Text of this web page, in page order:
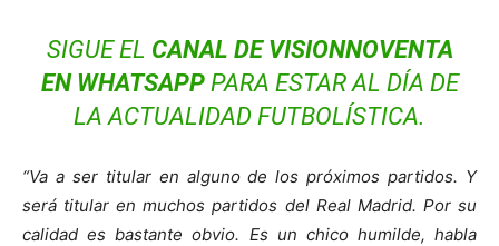
SIGUE EL CANAL DE VISIONNOVENTA
EN WHATSAPPPARA ESTAR AL DÍA DE
LA ACTUALIDAD FUTBOLÍSTICA.
“Va a ser titular en alguno de los próximos partidos. Y
será titular en muchos partidos del Real Madrid. Por su
calidad es bastante obvio. Es un chico humilde, habla